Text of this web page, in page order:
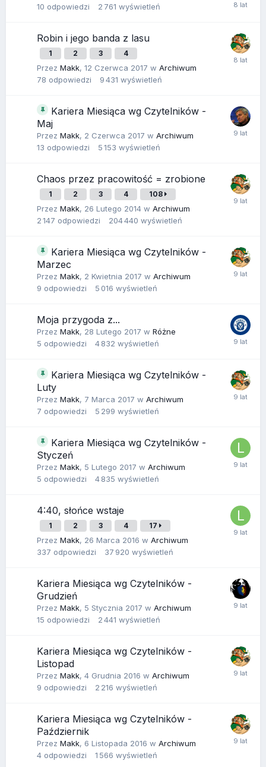
10 odpowiedzi 2 761 wyświetleń
Robin i jego banda z lasu
1 2 3 4
Przez Makk, 12 Czerwca 2017 w Archiwum
78 odpowiedzi 9 431 wyświetleń
Kariera Miesiąca wg Czytelników -
Maj
Przez Makk, 2 Czerwca 2017 w Archiwum
13 odpowiedzi 5 153 wyświetleń
Chaos przez pracowitość = zrobione
1 2 3 4 108
Przez Makk, 26 Lutego 2014 w Archiwum
2 147 odpowiedzi 204 440 wyświetleń
Kariera Miesiąca wg Czytelników -
Marzec
Przez Makk, 2 Kwietnia 2017 w Archiwum
9 odpowiedzi 5 016 wyświetleń
Moja przygoda z...
Przez Makk, 28 Lutego 2017 w Różne
5 odpowiedzi 4 832 wyświetleń
Kariera Miesiąca wg Czytelników -
Luty
Przez Makk, 7 Marca 2017 w Archiwum
7 odpowiedzi 5 299 wyświetleń
Kariera Miesiąca wg Czytelników -
Styczeń
Przez Makk, 5 Lutego 2017 w Archiwum
5 odpowiedzi 4 835 wyświetleń
4:40, słońce wstaje
1 2 3 4 17
Przez Makk, 26 Marca 2016 w Archiwum
337 odpowiedzi 37 920 wyświetleń
Kariera Miesiąca wg Czytelników -
Grudzień
Przez Makk, 5 Stycznia 2017 w Archiwum
15 odpowiedzi 2 441 wyświetleń
Kariera Miesiąca wg Czytelników -
Listopad
Przez Makk, 4 Grudnia 2016 w Archiwum
9 odpowiedzi 2 216 wyświetleń
Kariera Miesiąca wg Czytelników -
Październik
Przez Makk, 6 Listopada 2016 w Archiwum
4 odpowiedzi 1 566 wyświetleń